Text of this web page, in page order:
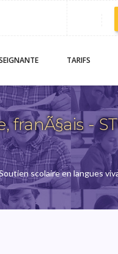
TARIFS
franÃ§ais -
scolaire en langues